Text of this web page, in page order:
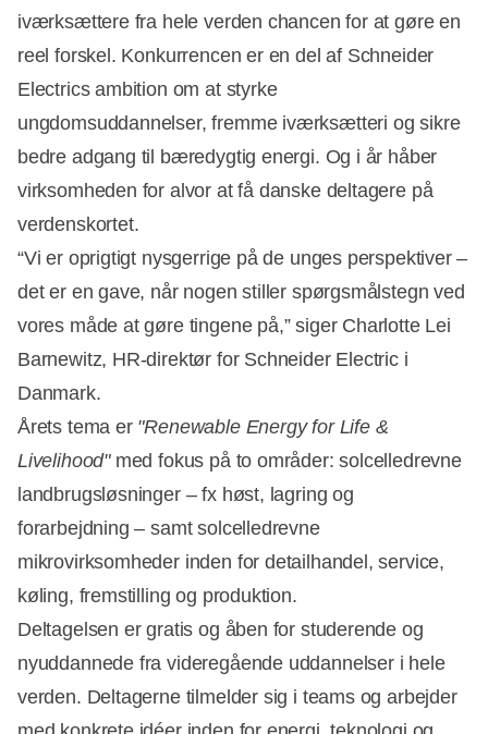
iværksættere fra hele verden chancen for at gøre en
reel forskel. Konkurrencen er en del af Schneider
Electrics ambition om at styrke
ungdomsuddannelser, fremme iværksætteri og sikre
bedre adgang til bæredygtig energi. Og i år håber
virksomheden for alvor at få danske deltagere på
verdenskortet.
“Vi er oprigtigt nysgerrige på de unges perspektiver –
det er en gave, når nogen stiller spørgsmålstegn ved
vores måde at gøre tingene på,” siger Charlotte Lei
Barnewitz, HR-direktør for Schneider Electric i
Danmark.
Årets tema er "Renewable Energy for Life &
Livelihood"med fokus på to områder: solcelledrevne
landbrugsløsninger – fx høst, lagring og
forarbejdning – samt solcelledrevne
mikrovirksomheder inden for detailhandel, service,
køling, fremstilling og produktion.
Deltagelsen er gratis og åben for studerende og
nyuddannede fra videregående uddannelser i hele
verden. Deltagerne tilmelder sig i teams og arbejder